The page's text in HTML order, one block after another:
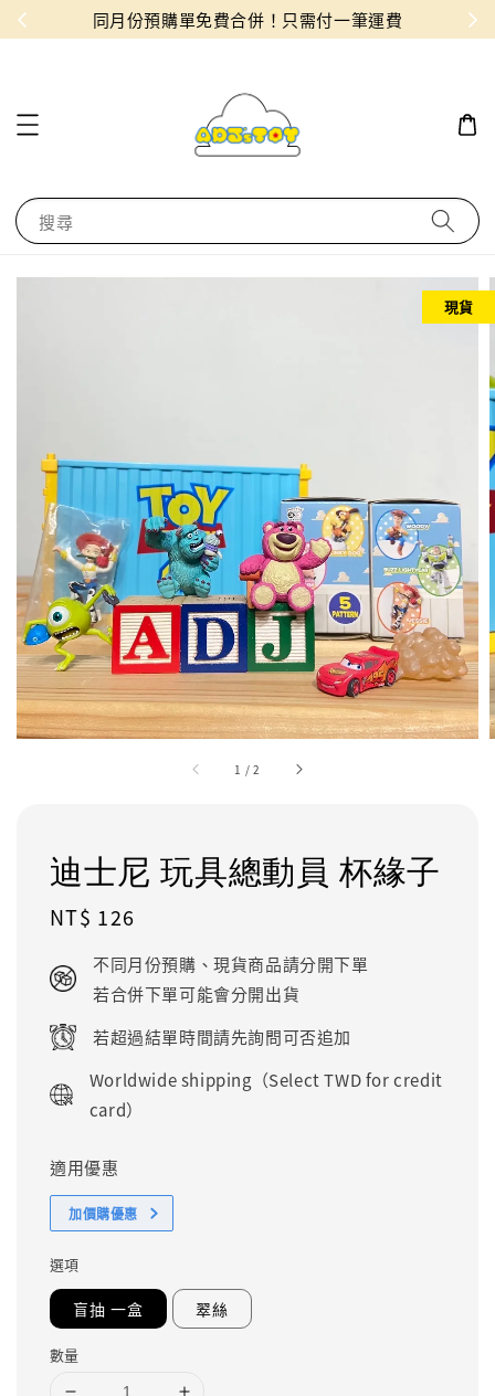
！ 同月份預購單免費合併！只需付一筆運費
搜尋
1 /2
現貨
迪士尼 玩具總動員 杯緣子
Regular
NT$ 126
不同月份預購、現貨商品請分開下單
若合併下單可能會分開出貨
若超過結單時間請先詢問可否追加
Worldwide shipping（Select TWD for credit
card）
適用優惠
加價購優惠
選項
盲抽 一盒 翠絲
數量